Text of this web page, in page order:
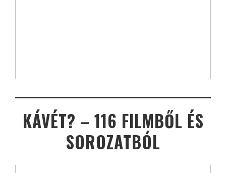
KÁVÉT? – 116 FILMBŐL ÉS
SOROZATBÓL